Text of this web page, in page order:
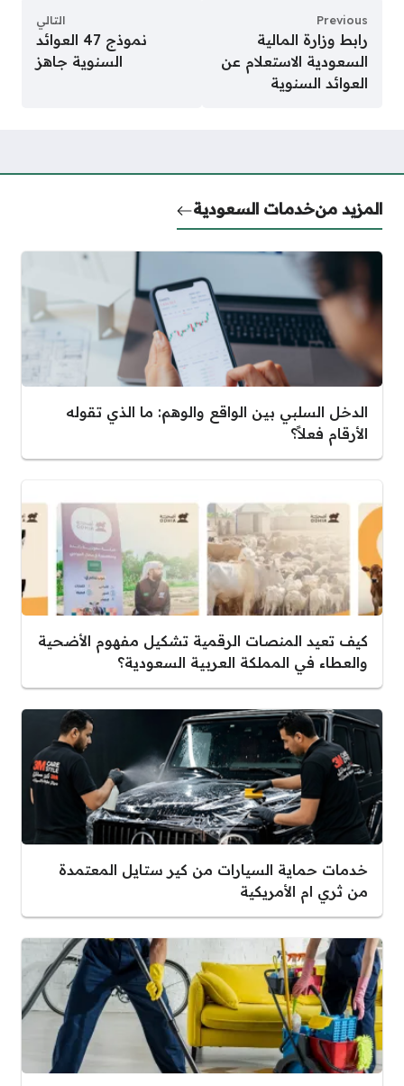
Previous
رابط وزارة المالية
السعودية الاستعلام عن
العوائد السنوية
التالي
نموذج 47 العوائد
السنوية جاهز
المزيد منخدمات السعودية
الدخل السلبي بين الواقع والوهم: ما الذي تقوله
الأرقام فعلاً؟
كيف تعيد المنصات الرقمية تشكيل مفهوم الأضحية
والعطاء في المملكة العربية السعودية؟
خدمات حماية السيارات من كير ستايل المعتمدة
من ثري ام الأمريكية